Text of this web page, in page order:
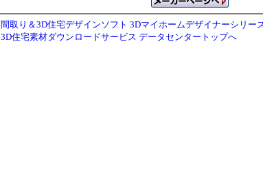
間取り＆3D住宅デザインソフト 3Dマイホームデザイナーシリー
3D住宅素材ダウンロードサービス データセンタートップへ